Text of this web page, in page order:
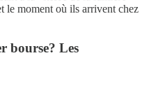
le moment où ils arrivent chez
bourse? Les